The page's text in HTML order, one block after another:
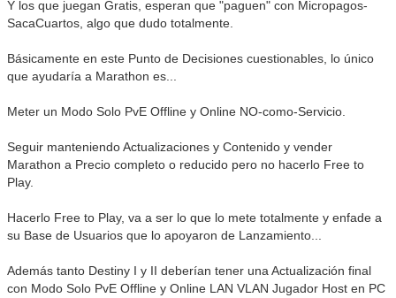
Y los que juegan Gratis, esperan que "paguen" con Micropagos-
SacaCuartos, algo que dudo totalmente.
Básicamente en este Punto de Decisiones cuestionables, lo único
que ayudaría a Marathon es...
Meter un Modo Solo PvE Offline y Online NO-como-Servicio.
Seguir manteniendo Actualizaciones y Contenido y vender
Marathon a Precio completo o reducido pero no hacerlo Free to
Play.
Hacerlo Free to Play, va a ser lo que lo mete totalmente y enfade a
su Base de Usuarios que lo apoyaron de Lanzamiento...
Además tanto Destiny I y II deberían tener una Actualización final
con Modo Solo PvE Offline y Online LAN VLAN Jugador Host en PC